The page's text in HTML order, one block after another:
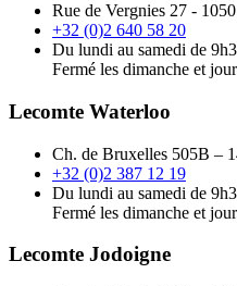
Rue de Vergnies 27 -
+32 (0)2 640 58 20
Du lundi au samedi de
Fermé les dimanche et
Lecomte Waterloo
Ch. de Bruxelles 505B –
+32 (0)2 387 12 19
Du lundi au samedi de
Fermé les dimanche et
Lecomte Jodoigne